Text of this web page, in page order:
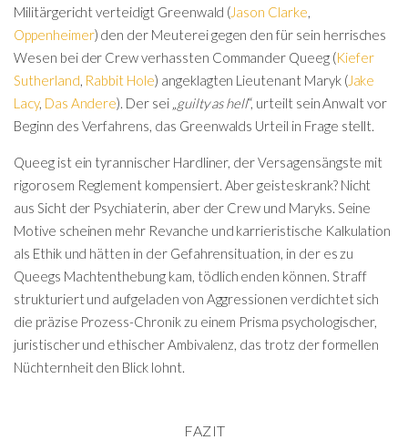
Militärgericht verteidigt Greenwald ( Jason Clarke
Oppenheimer) den der Meuterei gegen den für sein herrisches
Wesen bei der Crew verhassten Commander Queeg (Kiefer
Sutherland Rabbit Hole) angeklagten Lieutenant Maryk (Jake
Lacy, Das Andere). Der sei „ guilty as hell“, urteilt sein Anwalt vor
Beginn des Verfahrens, das Greenwalds Urteil in Frage stellt.
Queeg ist ein tyrannischer Hardliner, der Versagensängste mit
rigorosem Reglement kompensiert. Aber geisteskrank? Nicht
aus Sicht der Psychiaterin, aber der Crew und Maryks. Seine
Motive scheinen mehr Revanche und karrieristische Kalkulation
als Ethik und hätten in der Gefahrensituation, in der es zu
Queegs Machtenthebung kam, tödlich enden können. Straff
strukturiert und aufgeladen von Aggressionen verdichtet sich
die präzise Prozess-Chronik zu einem Prisma psychologischer,
juristischer und ethischer Ambivalenz, das trotz der formellen
Nüchternheit den Blick lohnt.
FAZIT